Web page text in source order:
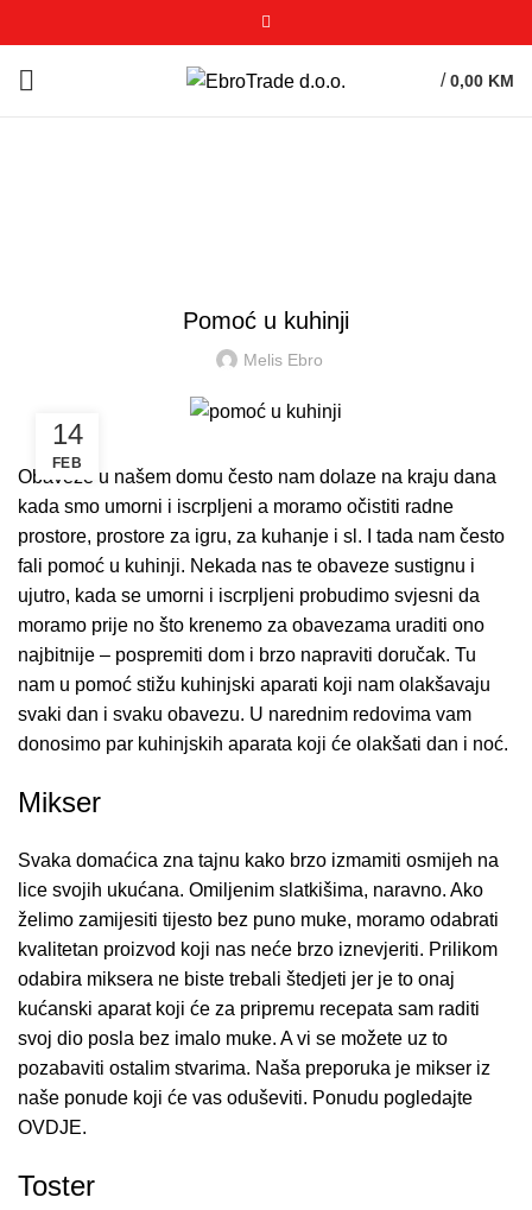
/ 0,00 KM
Pomoć u kuhinji
Melis Ebro
14
FEB
Obaveze u našem domu često nam dolaze na kraju dana
kada smo umorni i iscrpljeni a moramo očistiti radne
prostore, prostore za igru, za kuhanje i sl. I tada nam često
fali pomoć u kuhinji. Nekada nas te obaveze sustignu i
ujutro, kada se umorni i iscrpljeni probudimo svjesni da
moramo prije no što krenemo za obavezama uraditi ono
najbitnije – pospremiti dom i brzo napraviti doručak. Tu
nam u pomoć stižu kuhinjski aparati koji nam olakšavaju
svaki dan i svaku obavezu. U narednim redovima vam
donosimo par kuhinjskih aparata koji će olakšati dan i noć.
Mikser
Svaka domaćica zna tajnu kako brzo izmamiti osmijeh na
lice svojih ukućana. Omiljenim slatkišima, naravno. Ako
želimo zamijesiti tijesto bez puno muke, moramo odabrati
kvalitetan proizvod koji nas neće brzo iznevjeriti. Prilikom
odabira miksera ne biste trebali štedjeti jer je to onaj
kućanski aparat koji će za pripremu recepata sam raditi
svoj dio posla bez imalo muke. A vi se možete uz to
pozabaviti ostalim stvarima. Naša preporuka je mikser iz
naše ponude koji će vas oduševiti. Ponudu pogledajte
OVDJE.
Toster